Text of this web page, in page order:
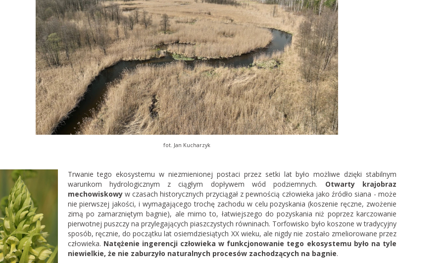
fot. Jan Kucharzyk
Trwanie tego ekosystemu w niezmienionej postaci przez setki lat było możliwe dzięki stabilnym
warunkom hydrologicznym z ciągłym dopływem wód podziemnych. Otwarty krajobraz
mechowiskowyw czasach historycznych przyciągał z pewnością człowieka jako źródło siana - może
nie pierwszej jakości, i wymagającego trochę zachodu w celu pozyskania (koszenie ręczne, zwożenie
zimą po zamarzniętym bagnie), ale mimo to, łatwiejszego do pozyskania niż poprzez karczowanie
pierwotnej puszczy na przylegających piaszczystych równinach. Torfowisko było koszone w tradycyjny
sposób, ręcznie, do początku lat osiemdziesiątych XX wieku, ale nigdy nie zostało zmeliorowane przez
człowieka. Natężenie ingerencji człowieka w funkcjonowanie tego ekosystemu było na tyle
niewielkie, że nie zaburzyło naturalnych procesów zachodzących na bagnie.